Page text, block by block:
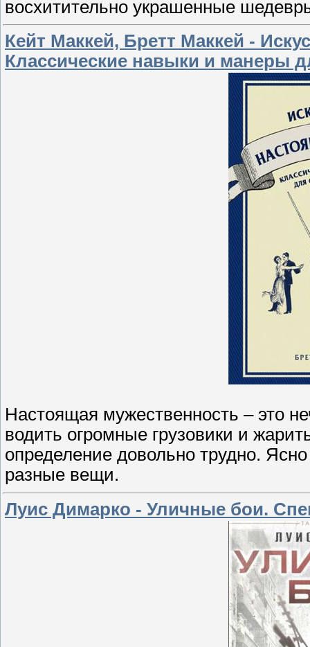
восхитительно украшенные
Кейт Маккей, Бретт Маккей -
Классические навыки и манеры
Настоящая мужественность – это
водить огромные грузовики и
определение довольно трудно.
разные вещи.
Луис Димарко - Уличные бои.